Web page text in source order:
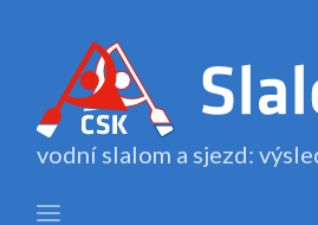
vodní slalom a sjezd: